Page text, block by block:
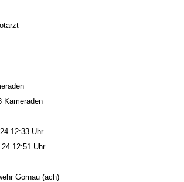
Kameraden
12:33 Uhr
12:51 Uhr
Gornau (ach)